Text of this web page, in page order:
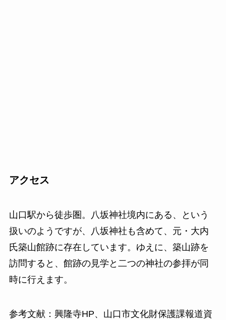
アクセス
山口駅から徒歩圏。八坂神社境内にある、という
扱いのようですが、八坂神社も含めて、元・大内
氏築山館跡に存在しています。ゆえに、築山跡を
訪問すると、館跡の見学と二つの神社の参拝が同
時に行えます。
参考文献：興隆寺HP、山口市文化財保護課報道資